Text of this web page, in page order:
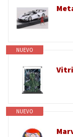
NUEVO
NUEVO